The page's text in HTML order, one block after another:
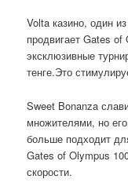
Volta казино, один
продвигает Gates
эксклюзивные
тенге.Это
Sweet Bonanza
множителями, но
больше подходит
Gates of Olympus
скорости.